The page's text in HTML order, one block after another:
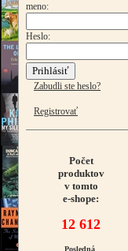
meno:
Heslo:
Zabudli ste heslo?
Registrovať
Počet
produktov
v tomto
e-shope:
12 612
Posledná